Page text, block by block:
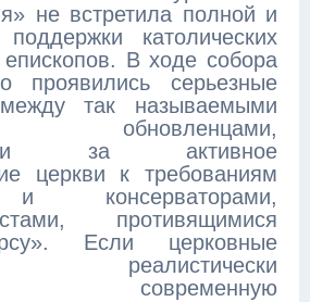
не встретила полной и
католических
В ходе собора
проявились серьезные
между так называемыми
обновленцами,
за активное
церкви к требованиям
консерваторами,
противящимися
Если церковные
реалистически
современную